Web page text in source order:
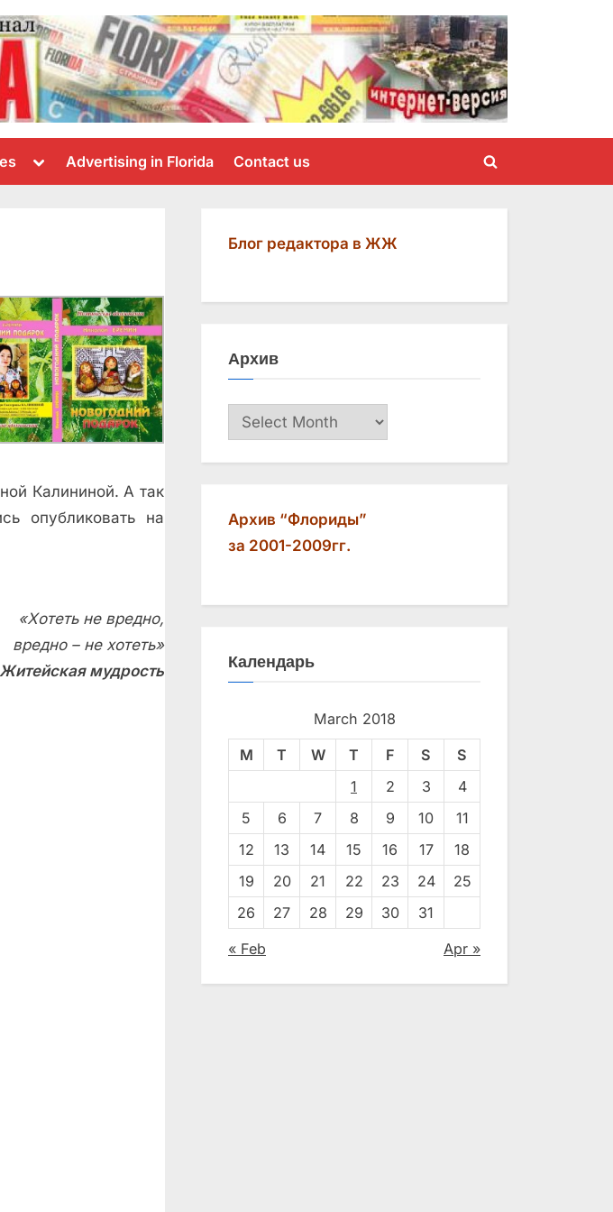
Toggle
menu
Advertising in Florida Contact us
Toggle
Калининой. А так
опубликовать на
«Хотеть не вредно,
вредно – не хотеть»
Житейская мудрость
Блог редактора в ЖЖ
Архив
Архив
Архив “Флориды”
за 2001-2009гг.
Календарь
March 2018
M T W T F S
S
1
2 3
4
5
6 7 8 9 10
11
12
13 14 15 16 17
18
19
20 21 22 23 24
25
26
27 28 29 30 31
« Feb Apr »